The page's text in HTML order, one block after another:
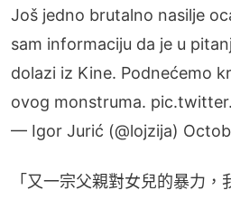
Još jedno brutalno nasilje
sam informaciju da je u
dolazi iz Kine. Podnećemo
ovog monstruma.
— Igor Jurić (@lojzija)
「又一宗父親對女兒的暴力